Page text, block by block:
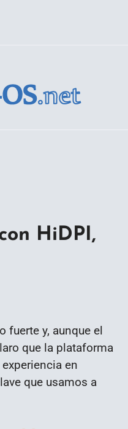
HiDPI,
fuerte y, aunque el
que la plataforma
en
que usamos a